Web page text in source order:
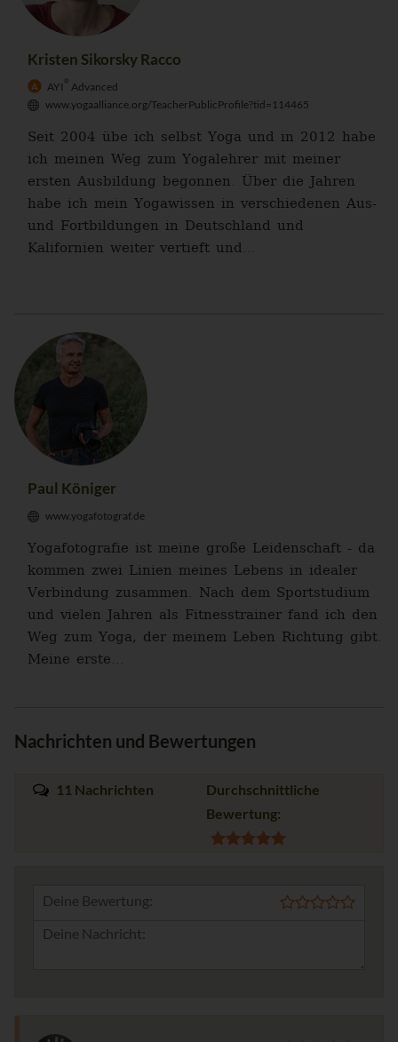
Kristen Sikorsky Racco
AYI
Advanced
www.yogaalliance.org/TeacherPublicProfile?tid=114465
Seit 2004 übe ich selbst Yoga und in 2012 habe
ich meinen Weg zum Yogalehrer mit meiner
ersten Ausbildung begonnen. Über die Jahren
habe ich mein Yogawissen in verschiedenen Aus-
und Fortbildungen in Deutschland und
Kalifornien weiter vertieft und...
Paul Königer
www.yogafotograf.de
Yogafotografie ist meine große Leidenschaft - da
kommen zwei Linien meines Lebens in idealer
Verbindung zusammen. Nach dem Sportstudium
und vielen Jahren als Fitnesstrainer fand ich den
Weg zum Yoga, der meinem Leben Richtung gibt.
Meine erste...
Nachrichten und Bewertungen
11 Nachrichten
Durchschnittliche
Bewertung:
Deine Bewertung: